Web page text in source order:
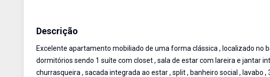
Descrição
Excelente apartamento mobiliado de uma forma clássica , localizado no
dormitórios sendo 1 suíte com closet , sala de estar com lareira e jantar
churrasqueira , sacada integrada ao estar , split , banheiro social , lavabo